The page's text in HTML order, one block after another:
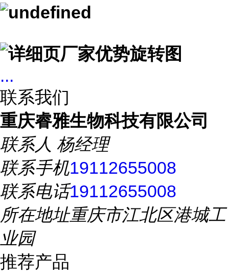
...
联系我们
重庆睿雅生物科技有限公司
联系人 杨经理
联系手机19112655008
联系电话19112655008
所在地址重庆市江北区港城工
业园
推荐产品